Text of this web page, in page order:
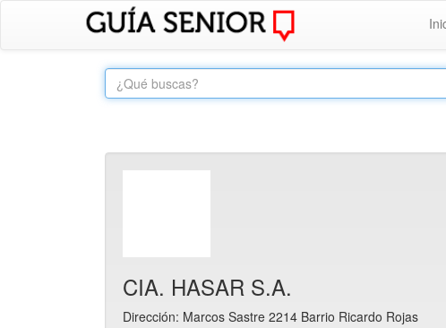
CIA. HASAR S.A.
Dirección: Marcos Sastre 2214 Barrio Ricardo Rojas